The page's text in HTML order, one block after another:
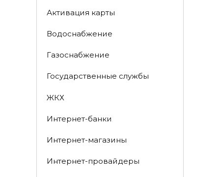
Активация карты
Водоснабжение
Газоснабжение
Государственные службы
ЖКХ
Интернет-банки
Интернет-магазины
Интернет-провайдеры